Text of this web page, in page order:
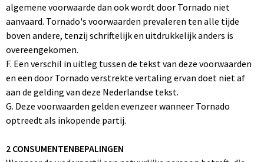
Sleutelhangers en Lanyards
Snoepgoed
Spellen voor binnen en buiten
Sport
Vrije tijd en Strand
Toilettassen
Waterbestendige tassen
Accessoires voor tassen
Schoenentassen
Matrozentassen
algemene voorwaarde dan ook wordt door Tornado niet
aanvaard. Tornado's voorwaarden prevaleren ten alle tijde
boven andere, tenzij schriftelijk en uitdrukkelijk anders is
overeengekomen.
F. Een verschil in uitleg tussen de tekst van deze voorwaarden
en een door Tornado verstrekte vertaling ervan doet niet af
aan de gelding van deze Nederlandse tekst.
G. Deze voorwaarden gelden evenzeer wanneer Tornado
optreedt als inkopende partij.
2 CONSUMENTENBEPALINGEN